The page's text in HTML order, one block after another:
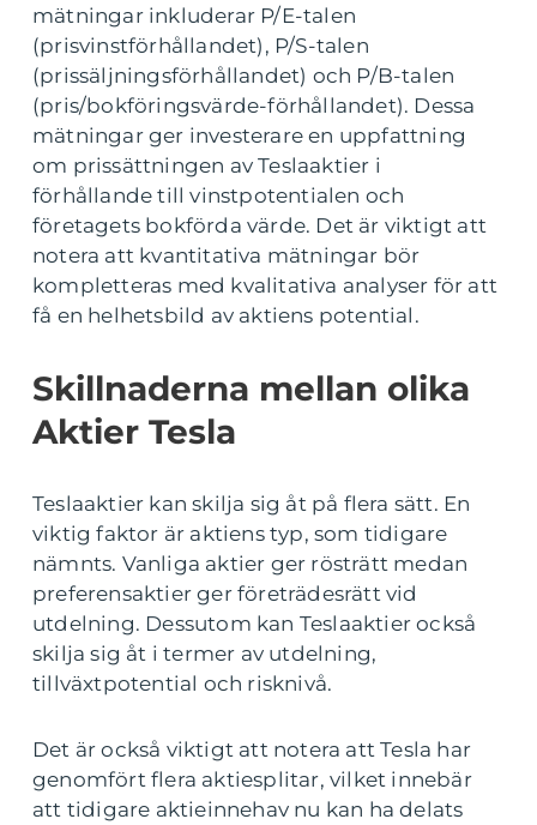
mätningar inkluderar P/E-talen
(prisvinstförhållandet), P/S-talen
(prissäljningsförhållandet) och P/B-talen
(pris/bokföringsvärde-förhållandet). Dessa
mätningar ger investerare en uppfattning
om prissättningen av Teslaaktier i
förhållande till vinstpotentialen och
företagets bokförda värde. Det är viktigt att
notera att kvantitativa mätningar bör
kompletteras med kvalitativa analyser för att
få en helhetsbild av aktiens potential.
Skillnaderna mellan olika
Aktier Tesla
Teslaaktier kan skilja sig åt på flera sätt. En
viktig faktor är aktiens typ, som tidigare
nämnts. Vanliga aktier ger rösträtt medan
preferensaktier ger företrädesrätt vid
utdelning. Dessutom kan Teslaaktier också
skilja sig åt i termer av utdelning,
tillväxtpotential och risknivå.
Det är också viktigt att notera att Tesla har
genomfört flera aktiesplitar, vilket innebär
att tidigare aktieinnehav nu kan ha delats